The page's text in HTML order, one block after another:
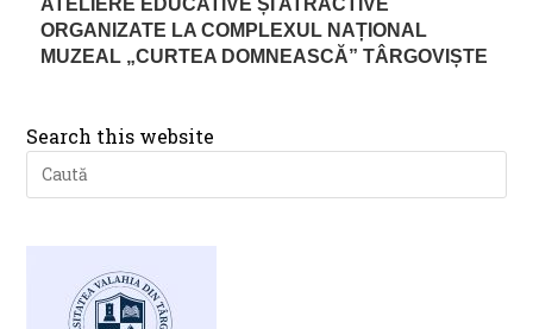
ORGANIZATE LA COMPLEXUL NAȚIONAL
MUZEAL „CURTEA DOMNEASCĂ” TÂRGOVIȘTE
Search this website